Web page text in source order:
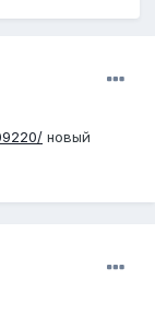
новый